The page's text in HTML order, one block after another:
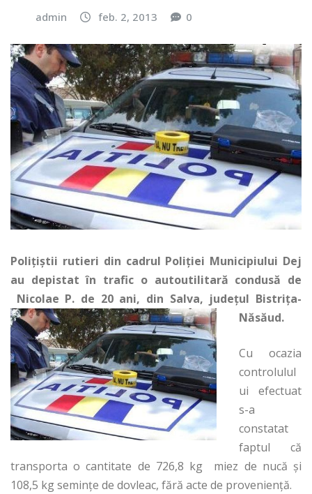
admin feb. 2, 2013 0
Poliţiştii rutieri din cadrul Poliţiei Municipiului Dej
au depistat în trafic o autoutilitară condusă de
Nicolae P. de 20 ani, din Salva, judeţul Bistriţa-
Năsăud.
Cu ocazia
controlulul
ui efectuat
s-a
constatat
faptul că
transporta o cantitate de 726,8 kg miez de nucă şi
108,5 kg seminţe de dovleac, fără acte de provenienţă.